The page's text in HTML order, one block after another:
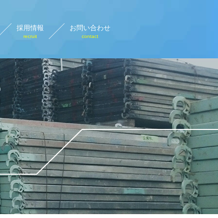
計画図
plan view
採用情報
recruit
お問い合わせ
contact